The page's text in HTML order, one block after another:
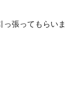
張ってもらいま